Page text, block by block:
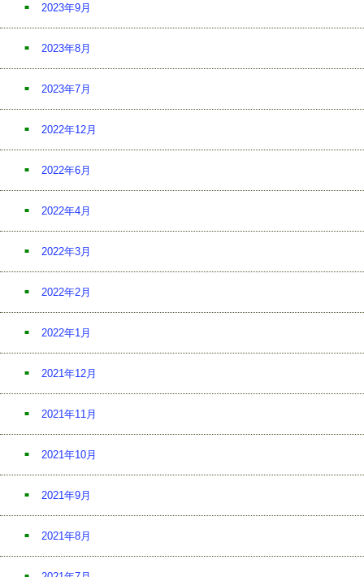
2023年9月
2023年8月
2023年7月
2022年12月
2022年6月
2022年4月
2022年3月
2022年2月
2022年1月
2021年12月
2021年11月
2021年10月
2021年9月
2021年8月